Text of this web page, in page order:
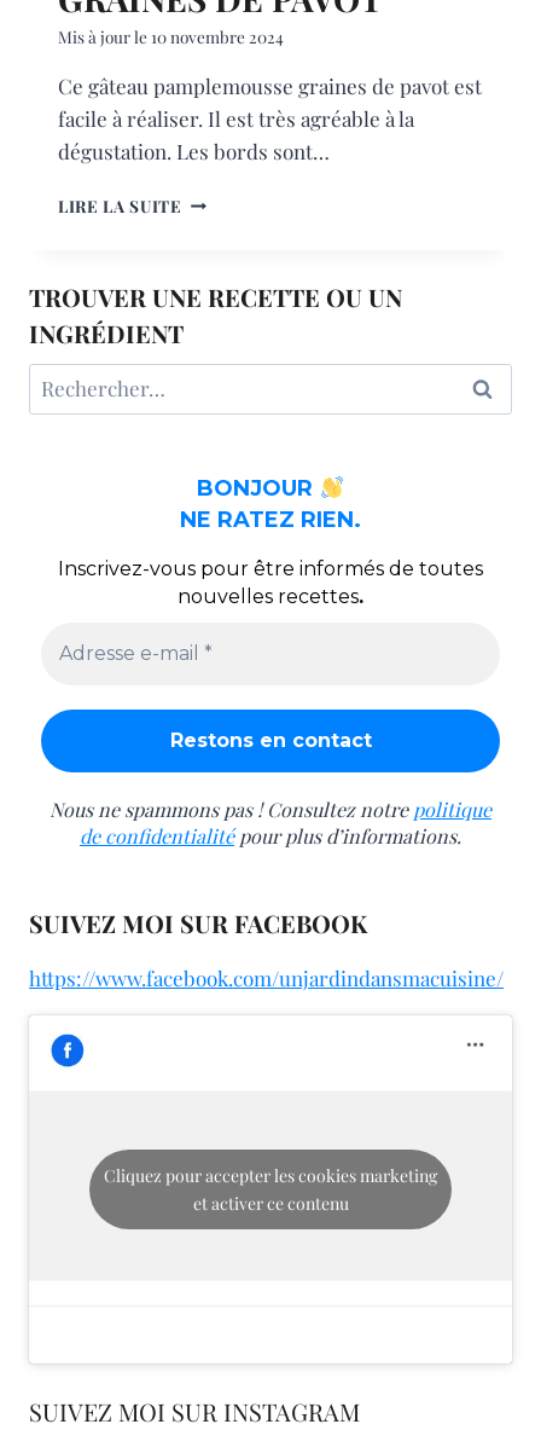
Mis à jour le 10 novembre 2024
Ce gâteau pamplemousse graines de pavot est
facile à réaliser. Il est très agréable à la
dégustation. Les bords sont…
LIRE LA SUITE GÂTEAU
PAVOT
TROUVER UNE RECETTE OU UN
INGRÉDIENT
Rechercher :
BONJOUR
NE RATEZ RIEN.
Inscrivez-vous pour être informés de toutes
nouvelles recettes.
Nous ne spammons pas ! Consultez notrepolitique
de confidentialitépour plus d’informations.
SUIVEZ MOI SUR FACEBOOK
https://www.facebook.com/unjardindansmacuisine/
Cliquez pour accepter les cookies marketing
et activer ce contenu
SUIVEZ MOI SUR INSTAGRAM